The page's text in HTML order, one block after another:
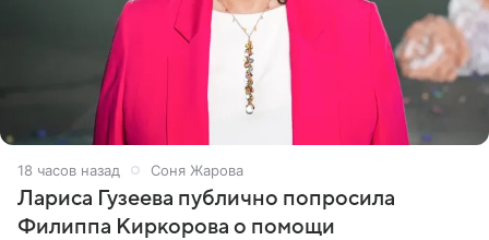
18 часов назад Соня Жарова
Лариса Гузеева публично попросила
Филиппа Киркорова о помощи